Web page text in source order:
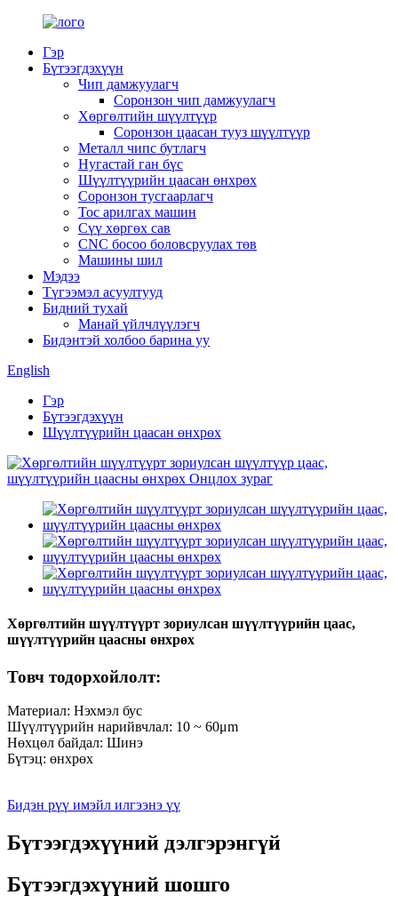
Гэр
Бүтээгдэхүүн
Чип дамжуулагч
Соронзон чип дамжуулагч
Хөргөлтийн шүүлтүүр
Соронзон цаасан тууз шүүлтүүр
Металл чипс бутлагч
Нугастай ган бүс
Шүүлтүүрийн цаасан өнхрөх
Соронзон тусгаарлагч
Тос арилгах машин
Сүү хөргөх сав
CNC босоо боловсруулах төв
Машины шил
Мэдээ
Түгээмэл асуултууд
Бидний тухай
Манай үйлчлүүлэгч
Бидэнтэй холбоо барина уу
English
Гэр
Бүтээгдэхүүн
Шүүлтүүрийн цаасан өнхрөх
Хөргөлтийн шүүлтүүрт зориулсан шүүлтүүрийн цаас,
шүүлтүүрийн цаасны өнхрөх
Товч тодорхойлолт:
Материал: Нэхмэл бус
Шүүлтүүрийн нарийвчлал: 10 ~ 60μm
Нөхцөл байдал: Шинэ
Бүтэц: өнхрөх
Бидэн рүү имэйл илгээнэ үү
Бүтээгдэхүүний дэлгэрэнгүй
Бүтээгдэхүүний шошго